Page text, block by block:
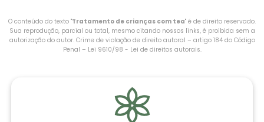
O conteúdo do texto "Tratamento de crianças com tea" é de direito reservado.
Sua reprodução, parcial ou total, mesmo citando nossos links, é proibida sem a
autorização do autor. Crime de violação de direito autoral – artigo 184 do Código
Penal – Lei 9610/98 - Lei de direitos autorais.